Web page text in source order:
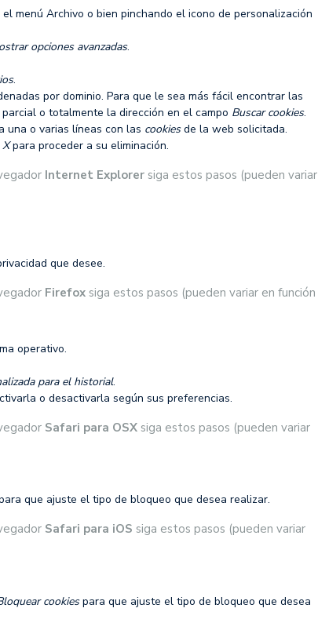
menú Archivo o bien pinchando el icono de personalización
opciones avanzadas.
.
por dominio. Para que le sea más fácil encontrar las
o totalmente la dirección en el campo Buscar cookies.
una o varias líneas con las cookiesde la web solicitada.
Xpara proceder a su eliminación.
Internet Explorer siga estos pasos (pueden variar
que desee.
Firefox siga estos pasos (pueden variar en función
operativo.
para el historial.
o desactivarla según sus preferencias.
Safari para OSX siga estos pasos (pueden variar
que ajuste el tipo de bloqueo que desea realizar.
Safari para iOS siga estos pasos (pueden variar
cookiespara que ajuste el tipo de bloqueo que desea